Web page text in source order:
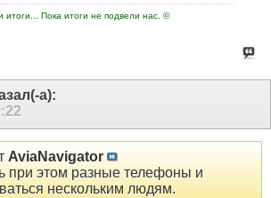
итоги... Пока итоги не подвели нас. ©
а):
AviaNavigator
при этом разные телефоны и
нескольким людям.